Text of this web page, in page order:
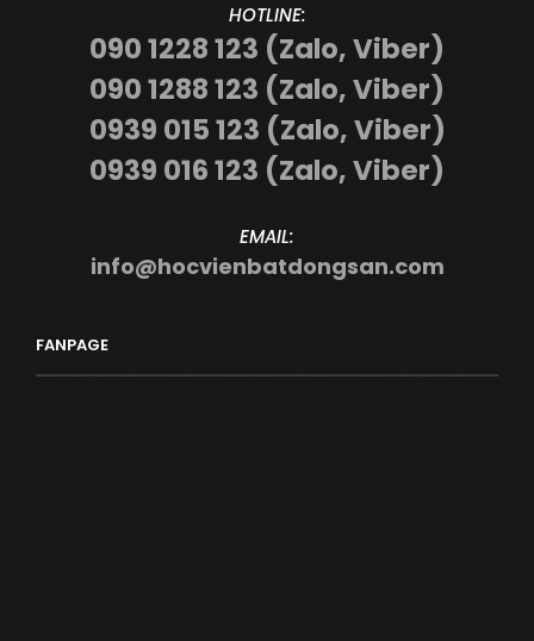
HOTLINE:
090 1228 123 (Zalo, Viber)
090 1288 123 (Zalo, Viber)
0939 015 123 (Zalo, Viber)
0939 016 123 (Zalo, Viber)
EMAIL:
info@hocvienbatdongsan.com
FANPAGE